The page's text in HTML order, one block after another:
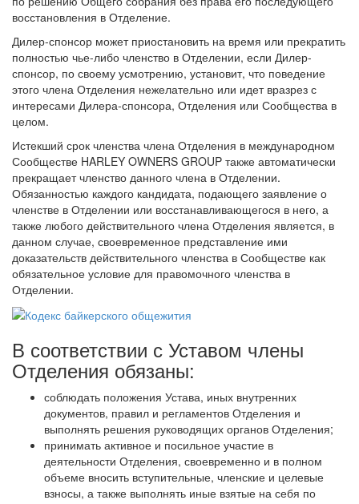
восстановления в Отделение.
Дилер-спонсор может приостановить на время или прекратить
полностью чье-либо членство в Отделении, если Дилер-
спонсор, по своему усмотрению, установит, что поведение
этого члена Отделения нежелательно или идет вразрез с
интересами Дилера-спонсора, Отделения или Сообщества в
целом.
Истекший срок членства члена Отделения в международном
Сообществе HARLEY OWNERS GROUP также автоматически
прекращает членство данного члена в Отделении.
Обязанностью каждого кандидата, подающего заявление о
членстве в Отделении или восстанавливающегося в него, а
также любого действительного члена Отделения является, в
данном случае, своевременное представление ими
доказательств действительного членства в Сообществе как
обязательное условие для правомочного членства в
Отделении.
В соответствии с Уставом члены
Отделения обязаны:
соблюдать положения Устава, иных внутренних
документов, правил и регламентов Отделения и
выполнять решения руководящих органов Отделения;
принимать активное и посильное участие в
деятельности Отделения, своевременно и в полном
объеме вносить вступительные, членские и целевые
взносы, а также выполнять иные взятые на себя по